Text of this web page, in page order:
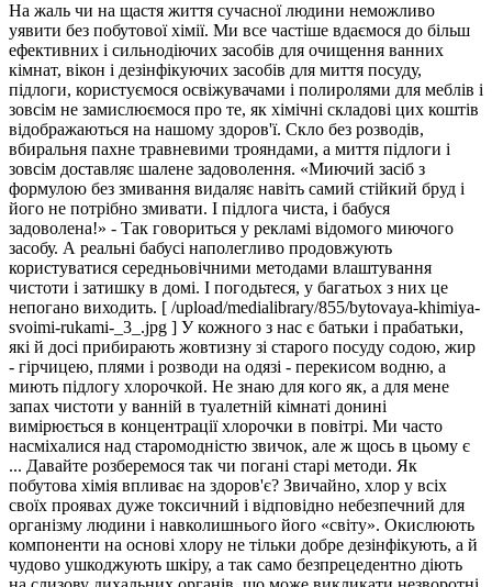
На жаль чи на щастя життя сучасної людини неможливо
уявити без побутової хімії. Ми все частіше вдаємося до більш
ефективних і сильнодіючих засобів для очищення ванних
кімнат, вікон і дезінфікуючих засобів для миття посуду,
підлоги, користуємося освіжувачами і полиролями для меблів і
зовсім не замислюємося про те, як хімічні складові цих коштів
відображаються на нашому здоров'ї. Скло без розводів,
вбиральня пахне травневими трояндами, а миття підлоги і
зовсім доставляє шалене задоволення. «Миючий засіб з
формулою без змивання видаляє навіть самий стійкий бруд і
його не потрібно змивати. І підлога чиста, і бабуся
задоволена!» - Так говориться у рекламі відомого миючого
засобу. А реальні бабусі наполегливо продовжують
користуватися середньовічними методами влаштування
чистоти і затишку в домі. І погодьтеся, у багатьох з них це
непогано виходить. [ /upload/medialibrary/855/bytovaya-khimiya-
svoimi-rukami-_3_.jpg ] У кожного з нас є батьки і прабатьки,
які й досі прибирають жовтизну зі старого посуду содою, жир
- гірчицею, плями і розводи на одязі - перекисом водню, а
миють підлогу хлорочкой. Не знаю для кого як, а для мене
запах чистоти у ванній в туалетній кімнаті донині
вимірюється в концентрації хлорочки в повітрі. Ми часто
насміхалися над старомодністю звичок, але ж щось в цьому є
... Давайте розберемося так чи погані старі методи. Як
побутова хімія впливає на здоров'є? Звичайно, хлор у всіх
своїх проявах дуже токсичний і відповідно небезпечний для
організму людини і навколишнього його «світу». Окислюють
компоненти на основі хлору не тільки добре дезінфікують, а й
чудово ушкоджують шкіру, а так само безпрецедентно діють